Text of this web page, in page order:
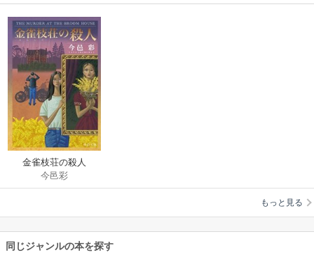
金雀枝荘の殺人
今邑彩
もっと見る
同じジャンルの本を探す